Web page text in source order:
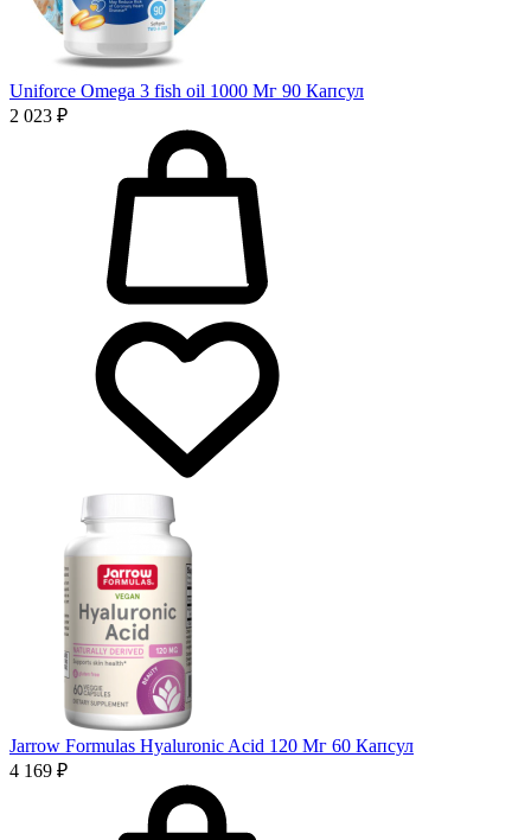
Uniforce Omega 3 fish oil 1000 Мг 90 Капсул
2 023 ₽
Jarrow Formulas Hyaluronic Acid 120 Мг 60 Капсул
4 169 ₽